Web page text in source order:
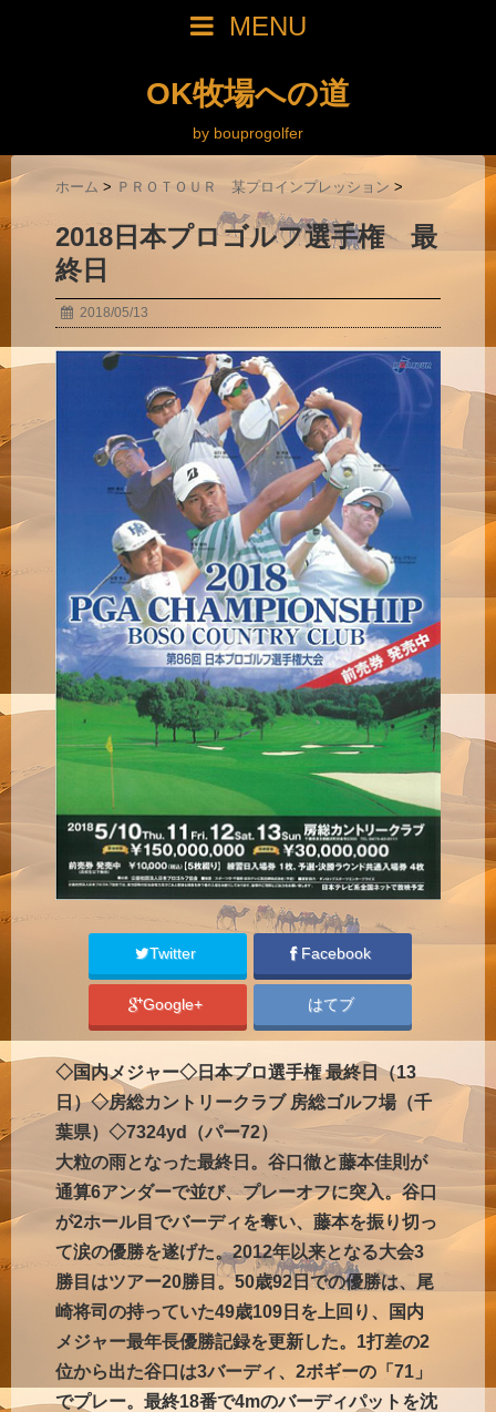
MENU
OK牧場への道
by bouprogolfer
ホーム > ＰＲＯＴＯＵＲ 某プロインプレッション >
2018日本プロゴルフ選手権 最
終日
2018/05/13
Twitter Facebook
Google+ はてブ
◇国内メジャー◇日本プロ選手権 最終日（13
日）◇房総カントリークラブ 房総ゴルフ場（千
葉県）◇7324yd（パー72）
大粒の雨となった最終日。谷口徹と藤本佳則が
通算6アンダーで並び、プレーオフに突入。谷口
が2ホール目でバーディを奪い、藤本を振り切っ
て涙の優勝を遂げた。2012年以来となる大会3
勝目はツアー20勝目。50歳92日での優勝は、尾
崎将司の持っていた49歳109日を上回り、国内
メジャー最年長優勝記録を更新した。1打差の2
位から出た谷口は3バーディ、2ボギーの「71」
でプレー。最終18番で4mのバーディパットを沈